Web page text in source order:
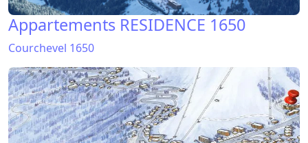
Appartements RESIDENCE 1650
Courchevel 1650